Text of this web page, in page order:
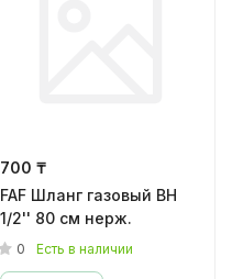
700 ₸
FAF Шланг газовый ВН
1/2'' 80 см нерж.
0 Есть в наличии